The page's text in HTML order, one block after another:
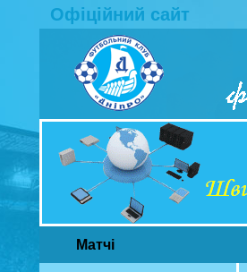
Офіційний сайт
Матчі